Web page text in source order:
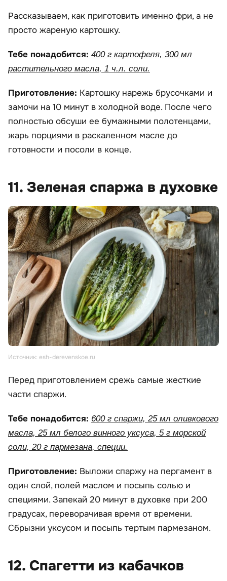
Рассказываем, как приготовить именно фри, а не
просто жареную картошку.
Тебе понадобится: 400 г картофеля, 300 мл
растительного масла, 1 ч.л. соли.
Приготовление: Картошку нарежь брусочками и
замочи на 10 минут в холодной воде. После чего
полностью обсуши ее бумажными полотенцами,
жарь порциями в раскаленном масле до
готовности и посоли в конце.
11. Зеленая спаржа в духовке
Источник: esh-derevenskoe.ru
Перед приготовлением срежь самые жесткие
части спаржи.
Тебе понадобится: 600 г спаржи, 25 мл оливкового
масла, 25 мл белого винного уксуса, 5 г морской
соли, 20 г пармезана, специи.
Приготовление: Выложи спаржу на пергамент в
один слой, полей маслом и посыпь солью и
специями. Запекай 20 минут в духовке при 200
градусах, переворачивая время от времени.
Сбрызни уксусом и посыпь тертым пармезаном.
12. Спагетти из кабачков